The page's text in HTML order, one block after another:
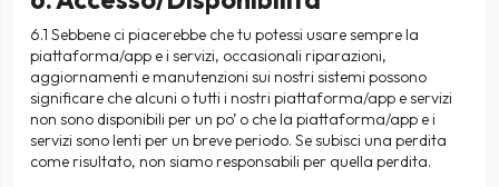
6.1 Sebbene ci piacerebbe che tu potessi usare sempre la
piattaforma/app e i servizi, occasionali riparazioni,
aggiornamenti e manutenzioni sui nostri sistemi possono
significare che alcuni o tutti i nostri piattaforma/app e servizi
non sono disponibili per un po’ o che la piattaforma/app e i
servizi sono lenti per un breve periodo. Se subisci una perdita
come risultato, non siamo responsabili per quella perdita.